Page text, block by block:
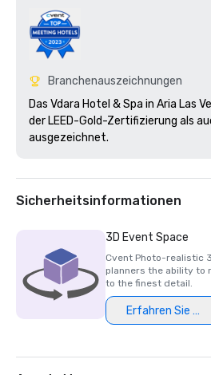
Branchenauszeichnungen
Das Vdara Hotel & Spa in Aria Las
der LEED-Gold-Zertifizierung als
ausgezeichnet.
Sicherheitsinformationen
3D Event Space
Cvent Photo-realistic
planners the ability to
to the finest detail.
Erfahren Sie